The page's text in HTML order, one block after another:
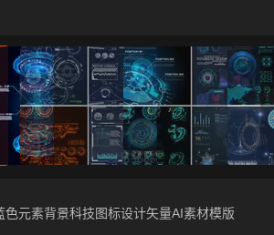
色元素背景科技图标设计矢量AI素材模版